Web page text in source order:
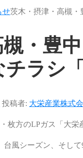
せ茨木・摂津・高槻・
・豊
ラシ
投稿者: 大栄産業株式
枚方のLPガス「大
台風シーズン、そし